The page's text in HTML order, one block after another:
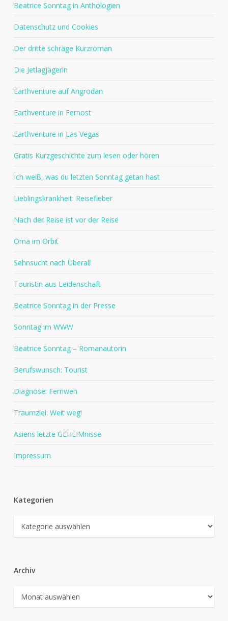
Beatrice Sonntag in Anthologien
Datenschutz und Cookies
Der dritte schräge Kurzroman
Die Jetlagjägerin
Earthventure auf Angrodan
Earthventure in Fernost
Earthventure in Las Vegas
Gratis Kurzgeschichte zum lesen oder hören
Ich weiß, was du letzten Sonntag getan hast
Lieblingskrankheit: Reisefieber
Nach der Reise ist vor der Reise
Oma im Orbit
Sehnsucht nach Überall
Touristin aus Leidenschaft
Beatrice Sonntag in der Presse
Sonntag im WWW
Beatrice Sonntag – Romanautorin
Berufswunsch: Tourist
Diagnose: Fernweh
Traumziel: Weit weg!
Asiens letzte GEHEIMnisse
Impressum
Kategorien
Kategorien
Archiv
Archiv